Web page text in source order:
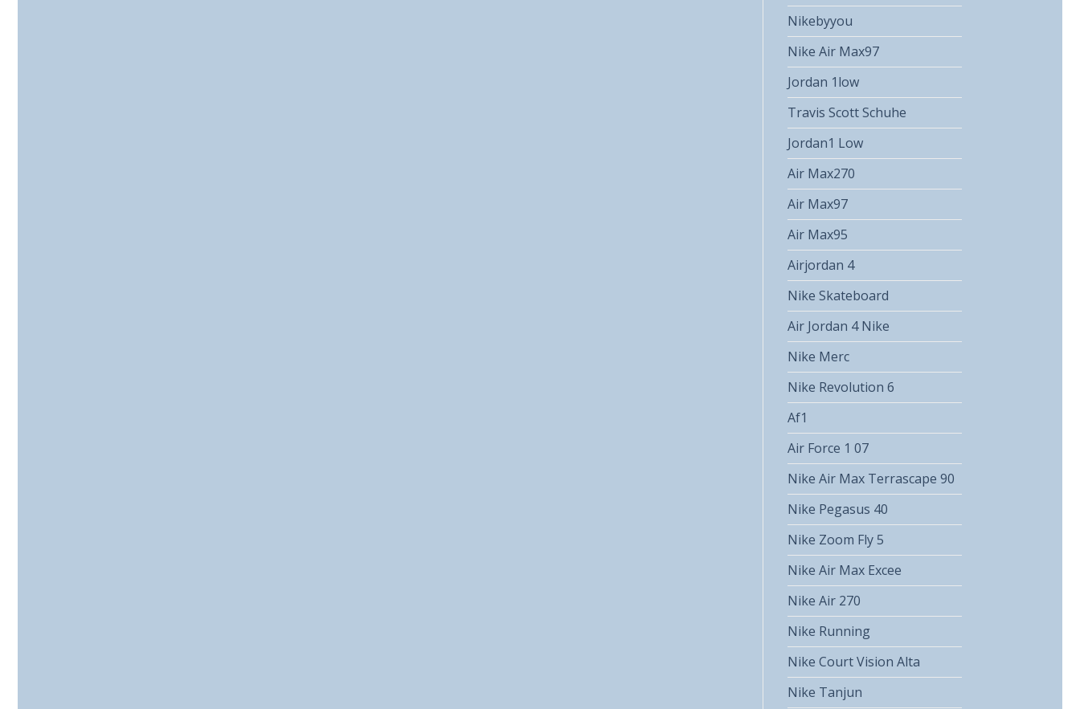
Nikebyyou
Nike Air Max97
Jordan 1low
Travis Scott Schuhe
Jordan1 Low
Air Max270
Air Max97
Air Max95
Airjordan 4
Nike Skateboard
Air Jordan 4 Nike
Nike Merc
Nike Revolution 6
Af1
Air Force 1 07
Nike Air Max Terrascape 90
Nike Pegasus 40
Nike Zoom Fly 5
Nike Air Max Excee
Nike Air 270
Nike Running
Nike Court Vision Alta
Nike Tanjun